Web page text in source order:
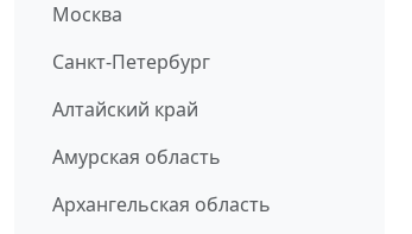
Москва
Санкт-Петербург
Алтайский край
Амурская область
Архангельская область